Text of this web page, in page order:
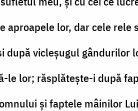
aproapele lor, dar cele rele
după vicleşugul gândurilor
le lor; răsplăteşte-i după
şi faptele mâinilor